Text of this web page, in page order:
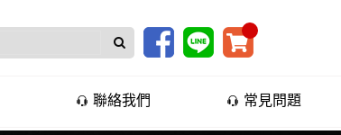
聯絡我們 常見問題